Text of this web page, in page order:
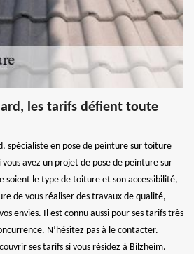
les tarifs défient toute
spécialiste en pose de peinture sur toiture
avez un projet de pose de peinture sur
soient le type de toiture et son accessibilité,
de vous réaliser des travaux de qualité,
envies. Il est connu aussi pour ses tarifs très
N’hésitez pas à le contacter.
ses tarifs si vous résidez à Bilzheim.